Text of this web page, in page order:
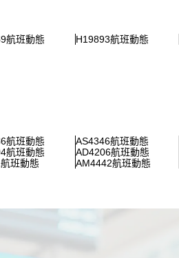
航班動態 H19893航班動態
航班動態 AS4346航班動態
航班動態 AD4206航班動態
班動態 AM4442航班動態